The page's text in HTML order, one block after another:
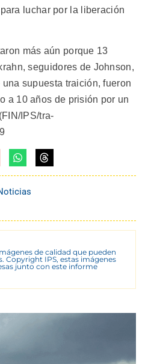
luchar por la liberación
más aún porque 13
seguidores de Johnson,
supuesta traición, fueron
a 10 años de prisión por un
IPS/tra-
de calidad que pueden
Copyright IPS, estas imágenes
junto con este informe